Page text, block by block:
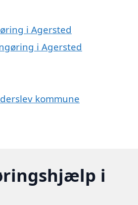
i Agersted
i Agersted
kommune
i